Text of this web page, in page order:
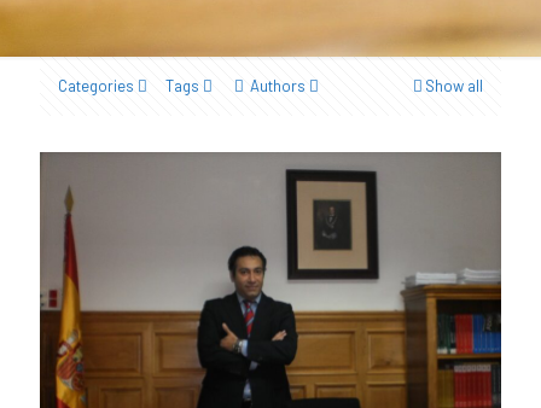
Categories Tags Authors Show all